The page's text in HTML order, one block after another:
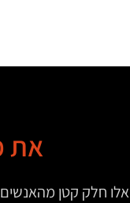
את
אלו חלק קטן